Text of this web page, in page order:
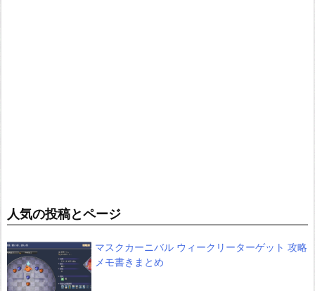
人気の投稿とページ
マスクカーニバル ウィークリーターゲット 攻略
メモ書きまとめ